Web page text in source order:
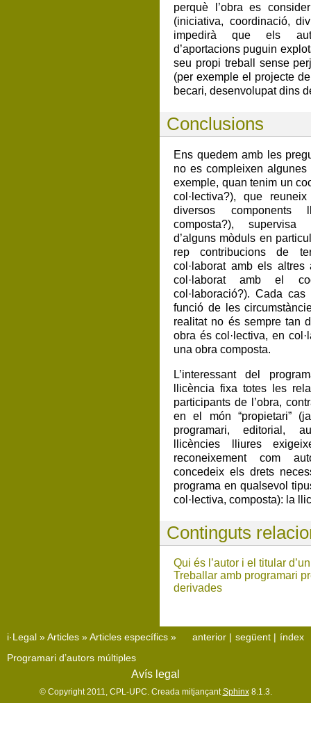
perquè l’obra es
(iniciativa, coordinació,
impedirà que els
d’aportacions puguin
seu propi treball sense
(per exemple el projecte
becari, desenvolupat dins
Conclusions
Ens quedem amb les
no es compleixen algunes
exemple, quan tenim un
col·lectiva?), que
diversos components
composta?), supervisa
d’alguns mòduls en
rep contribucions de
col·laborat amb els
col·laborat amb el
col·laboració?). Cada
funció de les
realitat no és sempre tan
obra és col·lectiva, en
una obra composta.
L’interessant del
llicència fixa totes les
participants de l’obra,
en el món “propietari”
programari, editorial,
llicències lliures
reconeixement com
concedeix els drets
programa en qualsevol
col·lectiva, composta): la
Continguts
Qui és l’autor i el titular
Treballar amb programari
derivades
índex
següent |
anterior |
i·Legal »Articles »Articles específics »
Programari d’autors múltiples
Avís legal
© Copyright 2011, CPL-UPC. Creada mitjançantSphinx8.1.3.